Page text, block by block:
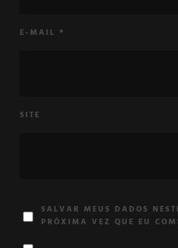
E-MAIL *
SITE
SALVAR MEUS DADOS
PRÓXIMA VEZ QUE EU